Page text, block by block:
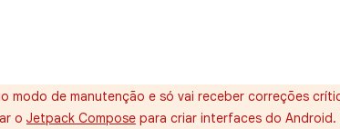
modo de manutenção e só vai receber correções
o Jetpack Compose para criar interfaces do Android.